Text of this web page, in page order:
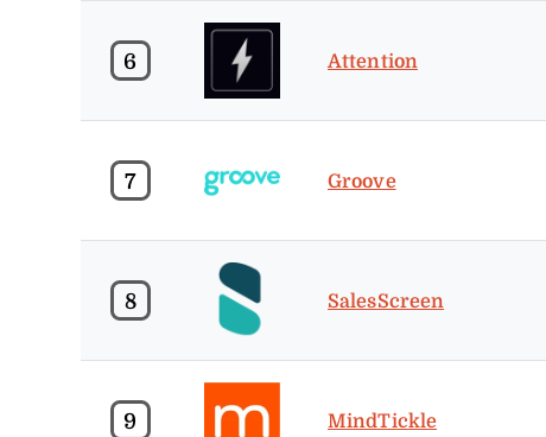
6 Attention
7 Groove
8 SalesScreen
9 MindTickle